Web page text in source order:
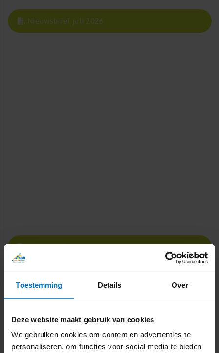
Toestemming Details Over
Deze website maakt gebruik van cookies
We gebruiken cookies om content en advertenties te
personaliseren, om functies voor social media te bieden
Nieuwsbrief juli 2026
Nieuwsbrief juni 2026
Nieuwsbrief mei 2026
Nieuwsbrief maart 2026
Nieuwsbrief februari 2026